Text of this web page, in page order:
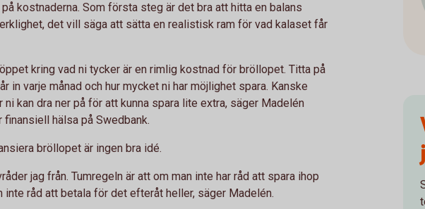
kostnaderna. Som första steg är det bra att hitta en balans
det vill säga att sätta en realistisk ram för vad kalaset får
kring vad ni tycker är en rimlig kostnad för bröllopet. Titta på
in varje månad och hur mycket ni har möjlighet spara. Kanske
kan dra ner på för att kunna spara lite extra, säger Madelén
finansiell hälsa på Swedbank.
bröllopet är ingen bra idé.
jag från. Tumregeln är att om man inte har råd att spara ihop
inte råd att betala för det efteråt heller, säger Madelén.